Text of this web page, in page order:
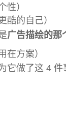
）
酷的自己）
广告描绘的那
在方案）
它做了这 4 件